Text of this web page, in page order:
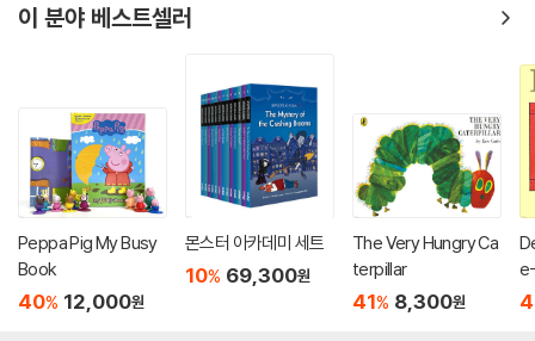
이 분야 베스트셀러
Peppa Pig My Busy
Book
40% 12,000원
몬스터 아카데미 세트
10% 69,300원
The Very Hungry Ca
terpillar
41% 8,300원